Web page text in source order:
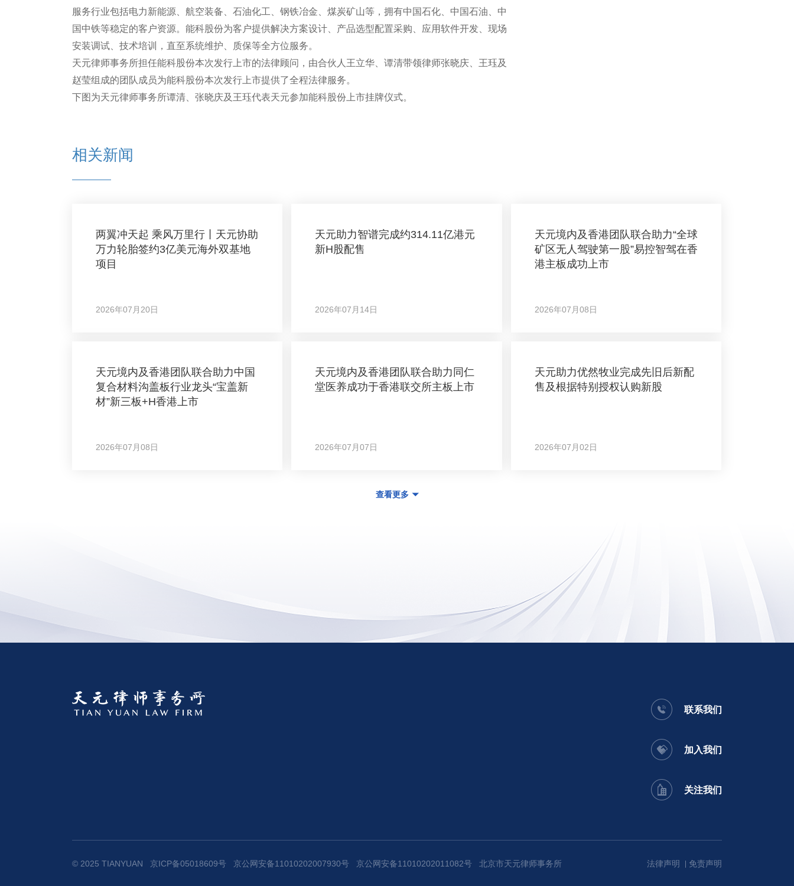
服务行业包括电力新能源、航空装备、石油化工、钢铁冶金、煤炭矿山等，拥有中国石化、中国石油、中
国中铁等稳定的客户资源。能科股份为客户提供解决方案设计、产品选型配置采购、应用软件开发、现场
安装调试、技术培训，直至系统维护、质保等全方位服务。
天元律师事务所担任能科股份本次发行上市的法律顾问，由合伙人王立华、谭清带领律师张晓庆、王珏及
赵莹组成的团队成员为能科股份本次发行上市提供了全程法律服务。
下图为天元律师事务所谭清、张晓庆及王珏代表天元参加能科股份上市挂牌仪式。
相关新闻
两翼冲天起 乘风万里行丨天元协助
万力轮胎签约3亿美元海外双基地
项目
2026年07月20日
天元助力智谱完成约314.11亿港元
新H股配售
2026年07月14日
天元境内及香港团队联合助力“全球
矿区无人驾驶第一股”易控智驾在香
港主板成功上市
2026年07月08日
天元境内及香港团队联合助力中国
复合材料沟盖板行业龙头“宝盖新
材”新三板+H香港上市
2026年07月08日
天元境内及香港团队联合助力同仁
堂医养成功于香港联交所主板上市
2026年07月07日
天元助力优然牧业完成先旧后新配
售及根据特别授权认购新股
2026年07月02日
查看更多
联系我们
加入我们
关注我们
© 2025 TIANYUAN 京ICP备05018609号 京公网安备11010202007930号 京公网安备11010202011082号 北京市天元律师事务所 法律声明 免责声明